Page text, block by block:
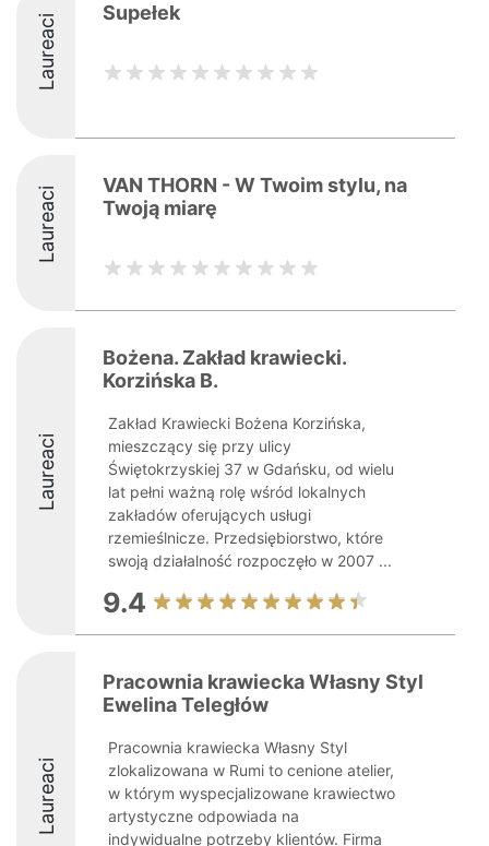
Laureaci Supełek
Laureaci
VAN THORN - W Twoim stylu, na
Twoją miarę
Laureaci
Bożena. Zakład krawiecki.
Korzińska B.
Zakład Krawiecki Bożena Korzińska,
mieszczący się przy ulicy
Świętokrzyskiej 37 w Gdańsku, od wielu
lat pełni ważną rolę wśród lokalnych
zakładów oferujących usługi
rzemieślnicze. Przedsiębiorstwo, które
swoją działalność rozpoczęło w 2007 ...
9.4
Laureaci
Pracownia krawiecka Własny Styl
Ewelina Teległów
Pracownia krawiecka Własny Styl
zlokalizowana w Rumi to cenione atelier,
w którym wyspecjalizowane krawiectwo
artystyczne odpowiada na
indywidualne potrzeby klientów. Firma